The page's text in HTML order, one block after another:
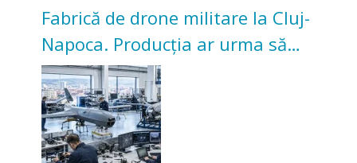
Fabrică de drone militare la Cluj-
Napoca. Producția ar urma să
înceapă în toamna acestui an